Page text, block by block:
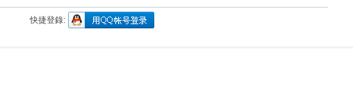
快捷登錄: